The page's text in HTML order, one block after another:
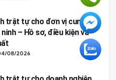
trật tự cho đơn vị cung
– Hồ sơ, điều kiện và
08/2026